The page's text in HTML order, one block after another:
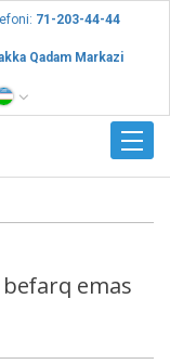
71-203-44-44
Qadam Markazi
emas